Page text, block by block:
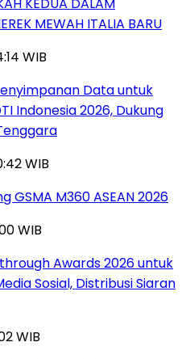
MEWAH ITALIA BARU
WIB
Data untuk
Indonesia 2026, Dukung
WIB
GSMA M360 ASEAN 2026
WIB
Awards 2026 untuk
Sosial, Distribusi Siaran
WIB